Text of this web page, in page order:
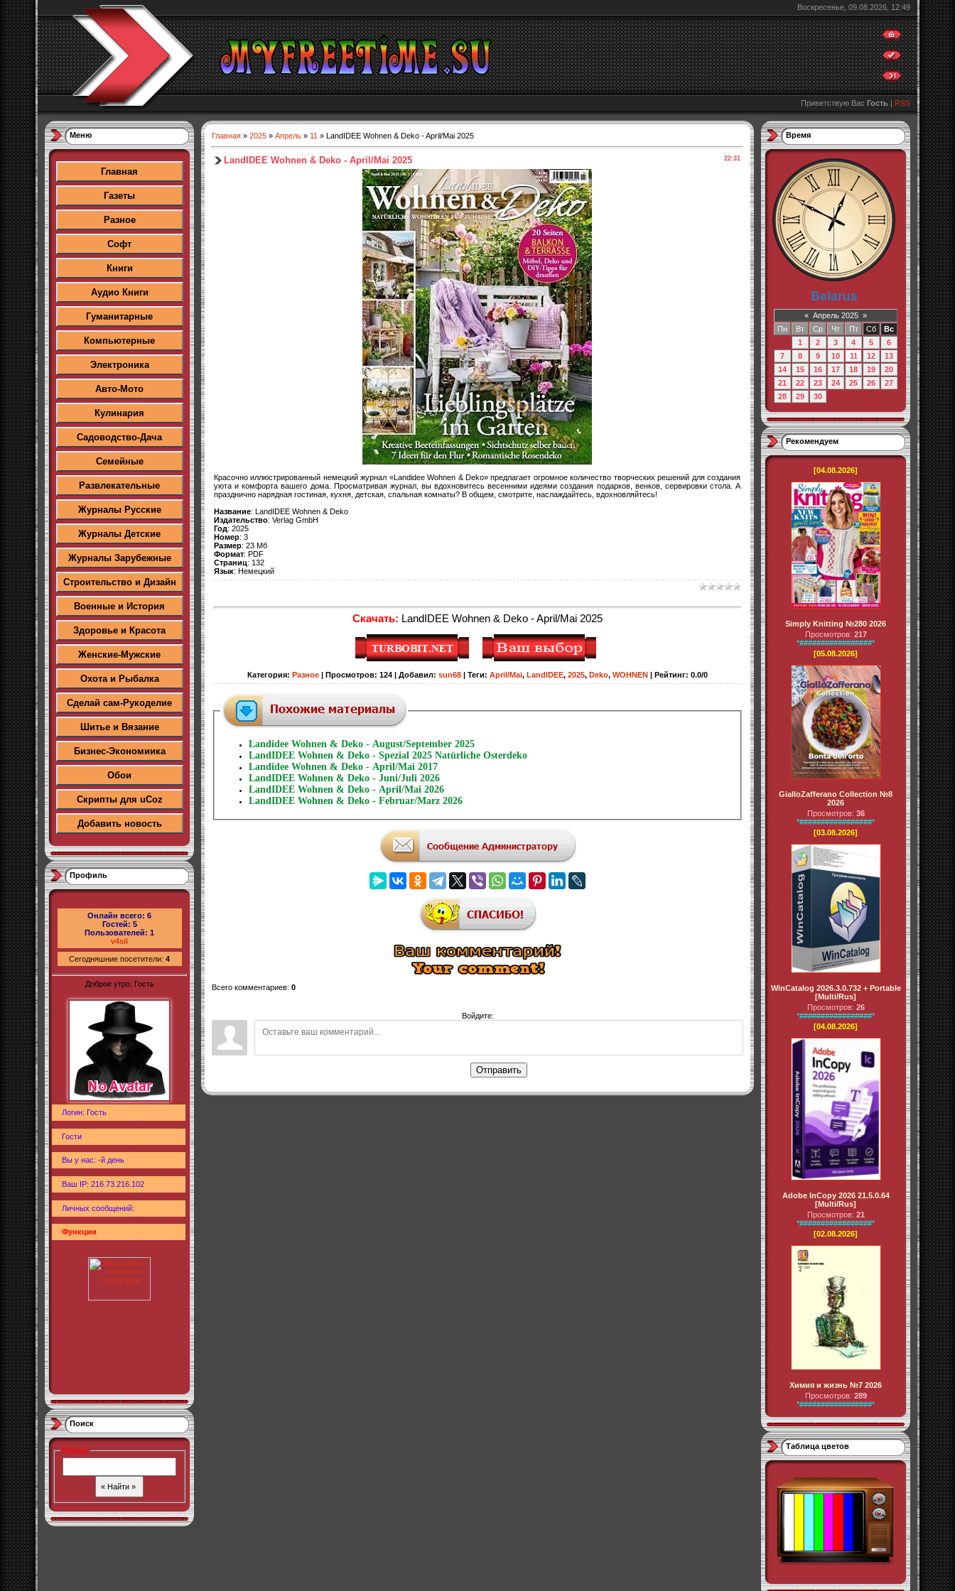
Воскресенье, 09.08.2026, 12:49
Приветствую Вас Гость | RSS
Меню
Главная
Газеты
Разное
Софт
Книги
Аудио Книги
Гуманитарные
Компьютерные
Электроника
Авто-Мото
Кулинария
Садоводство-Дача
Семейные
Развлекательные
Журналы Русские
Журналы Детские
Журналы Зарубежные
Строительство и Дизайн
Военные и История
Здоровье и Красота
Женские-Мужские
Охота и Рыбалка
Сделай сам-Рукоделие
Шитье и Вязание
Бизнес-Экономиика
Обои
Скрипты для uCoz
Добавить новость
Профиль
Онлайн всего: 6
Гостей: 5
Пользователей: 1
v4sil
Сегодняшние посетители: 4
Доброе утро, Гость
Логин: Гость
Гости
Вы у нас: -й день
Ваш IP: 216.73.216.102
Личных сообщений:
Функции
Поиск
Поиск:
Главная » 2025 » Апрель » 11 » LandIDEE Wohnen & Deko - April/Mai 2025
22:31
LandIDEE Wohnen & Deko - April/Mai 2025
Красочно иллюстрированный немецкий журнал «Landidee Wohnen & Deko» предлагает огромное количество творческих решений для создания
уюта и комфорта вашего дома. Просматривая журнал, вы вдохновитесь весенними идеями создания подарков, венков, сервировки стола. А
празднично нарядная гостиная, кухня, детская, спальная комнаты? В общем, смотрите, наслаждайтесь, вдохновляйтесь!
Название: LandIDEE Wohnen & Deko
Издательство: Verlag GmbH
Год: 2025
Номер: 3
Размер: 23 Мб
Формат: PDF
Страниц: 132
Язык: Немецкий
Скачать: LandIDEE Wohnen & Deko - April/Mai 2025
Категория: Разное Просмотров: 124 Добавил: sun68 Теги: April/Mai, LandIDEE, 2025, Deko, WOHNEN Рейтинг: 0.0/0
Landidee Wohnen & Deko - August/September 2025
LandIDEE Wohnen & Deko - Spezial 2025 Natürliche Osterdeko
Landidee Wohnen & Deko - April/Mai 2017
LandIDEE Wohnen & Deko - Juni/Juli 2026
LandIDEE Wohnen & Deko - April/Mai 2026
LandIDEE Wohnen & Deko - Februar/Marz 2026
Всего комментариев: 0
Войдите:
Отправить
Время
« Апрель 2025 »
Пн
Вт Ср Чт Пт Сб
Вс
1
2 3 4 5
6
7
8 9 10 11 12
13
14
15 16 17 18 19
20
21
22 23 24 25 26
27
28
29 30
Рекомендуем
[04.08.2026]
Simply Knitting №280 2026
Просмотров: 217
*#################*
[05.08.2026]
GialloZafferano Collection №8
2026
Просмотров: 36
*#################*
[03.08.2026]
WinCatalog 2026.3.0.732 + Portable
[Multi/Rus]
Просмотров: 26
*#################*
[04.08.2026]
Adobe InCopy 2026 21.5.0.64
[Multi/Rus]
Просмотров: 21
*#################*
[02.08.2026]
Химия и жизнь №7 2026
Просмотров: 289
*#################*
Таблица цветов